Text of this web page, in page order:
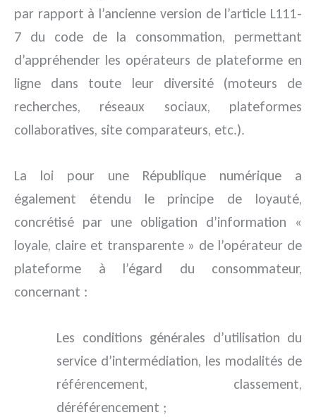
par rapport à l’ancienne version de l’article L111-
7 du code de la consommation, permettant
d’appréhender les opérateurs de plateforme en
ligne dans toute leur diversité (moteurs de
recherches, réseaux sociaux, plateformes
collaboratives, site comparateurs, etc.).
La loi pour une République numérique a
également étendu le principe de loyauté,
concrétisé par une obligation d’information «
loyale, claire et transparente » de l’opérateur de
plateforme à l’égard du consommateur,
concernant :
Les conditions générales d’utilisation du
service d’intermédiation, les modalités de
référencement, classement,
déréférencement ;